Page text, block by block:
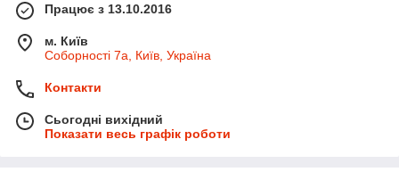
Працює з 13.10.2016
м. Київ
Соборності 7а, Київ, Україна
Контакти
Сьогодні вихідний
Показати весь графік роботи